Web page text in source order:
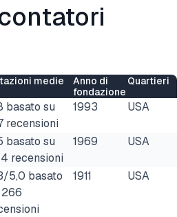
medie
Anno di
fondazione
Quartieri
basato su
recensioni
1993 USA
basato su
recensioni
1969 USA
5,0 basato
1911 USA